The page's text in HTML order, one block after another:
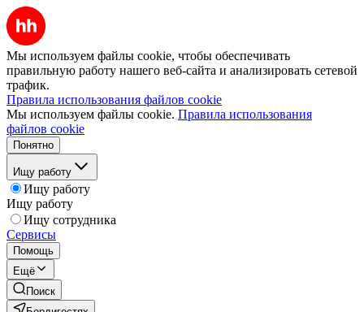
Мы используем файлы cookie, чтобы обеспечивать
правильную работу нашего веб-сайта и анализировать сетевой
трафик.
Правила использования файлов cookie
Мы используем файлы cookie. Правила использования
файлов cookie
Понятно
Ищу работу
Ищу работу
Ищу работу
Ищу сотрудника
Сервисы
Помощь
Ещё
Поиск